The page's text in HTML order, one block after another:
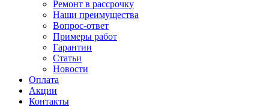
Ремонт в рассрочку
Наши преимущества
Вопрос-ответ
Примеры работ
Гарантии
Статьи
Новости
Оплата
Акции
Контакты